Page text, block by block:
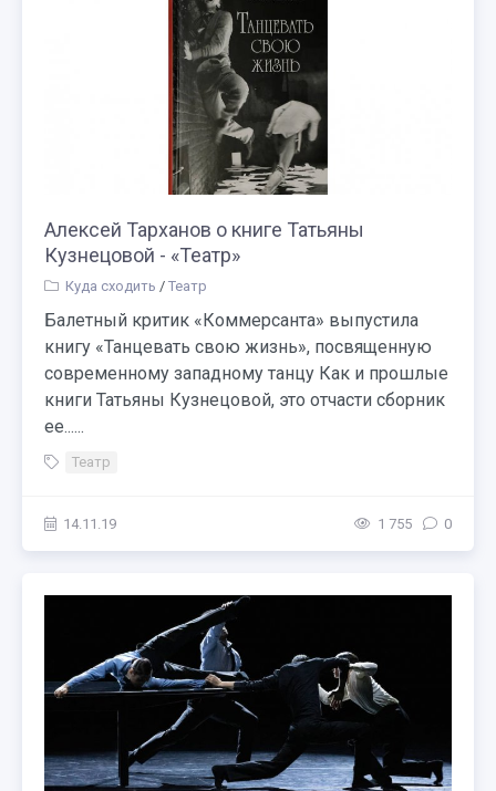
Алексей Тарханов о книге Татьяны
Кузнецовой - «Театр»
Куда сходить / Театр
Балетный критик «Коммерсанта» выпустила
книгу «Танцевать свою жизнь», посвященную
современному западному танцу Как и прошлые
книги Татьяны Кузнецовой, это отчасти сборник
ее......
Театр
14.11.19 1 755 0